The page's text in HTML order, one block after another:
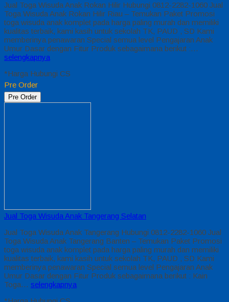
Jual Toga Wisuda Anak Rokan Hilir Hubungi 0812-2282-1060 Jual
Toga Wisuda Anak Rokan Hilir Riau – Temukan Paket Promosi
toga wisuda anak komplet pada harga paling murah dan memiliki
kualitas terbaik, kami kasih untuk sekolah TK, PAUD , SD Kami
memberinya penawaran Special semua level Pengajaran Anak
Umur Dasar dengan Fitur Produk sebagaimana berikut :…
selengkapnya
*Harga Hubungi CS
Pre Order
Pre Order
Jual Toga Wisuda Anak Tangerang Selatan
Jual Toga Wisuda Anak Tangerang Hubungi 0812-2282-1060 Jual
Toga Wisuda Anak Tangerang Banten – Temukan Paket Promosi
toga wisuda anak komplet pada harga paling murah dan memiliki
kualitas terbaik, kami kasih untuk sekolah TK, PAUD , SD Kami
memberinya penawaran Special semua level Pengajaran Anak
Umur Dasar dengan Fitur Produk sebagaimana berikut : Kain
Toga… selengkapnya